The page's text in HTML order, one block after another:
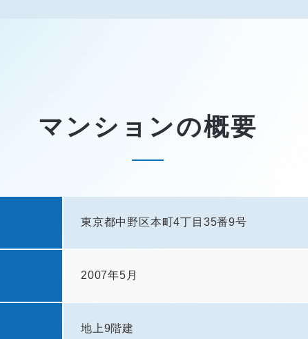
マンションの概要
東京都中野区本町4丁目35番9号
2007年5月
地上9階建